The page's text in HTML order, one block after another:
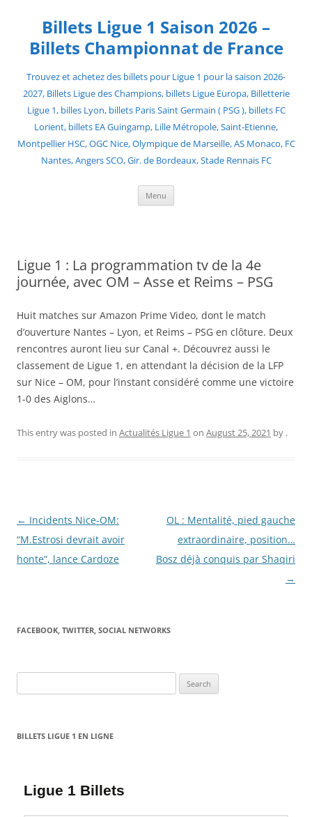
contentBillets Ligue 1 Saison 2026 –
Billets Championnat de France
Trouvez et achetez des billets pour Ligue 1 pour la saison 2026-
2027, Billets Ligue des Champions, billets Ligue Europa, Billetterie
Ligue 1, billes Lyon, billets Paris Saint Germain ( PSG ), billets FC
Lorient, billets EA Guingamp, Lille Métropole, Saint-Etienne,
Montpellier HSC, OGC Nice, Olympique de Marseille, AS Monaco, FC
Nantes, Angers SCO, Gir. de Bordeaux, Stade Rennais FC
Menu
Ligue 1 : La programmation tv de la 4e
journée, avec OM – Asse et Reims – PSG
Huit matches sur Amazon Prime Video, dont le match
d’ouverture Nantes – Lyon, et Reims – PSG en clôture. Deux
rencontres auront lieu sur Canal +. Découvrez aussi le
classement de Ligue 1, en attendant la décision de la LFP
sur Nice – OM, pour l’instant considéré comme une victoire
1-0 des Aiglons…
This entry was posted in Actualités Ligue 1 on August 25, 2021 by .
Post
navigation
← Incidents Nice-OM:
“M.Estrosi devrait avoir
honte”, lance Cardoze
OL : Mentalité, pied gauche
extraordinaire, position…
Bosz déjà conquis par Shaqiri
→
FACEBOOK, TWITTER, SOCIAL NETWORKS
for:
BILLETS LIGUE 1 EN LIGNE